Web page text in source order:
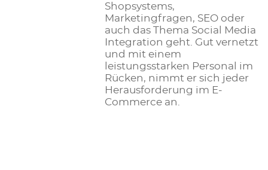
Shopsystems,
Marketingfragen, SEO oder
auch das Thema Social Media
Integration geht. Gut vernetzt
und mit einem
leistungsstarken Personal im
Rücken, nimmt er sich jeder
Herausforderung im E-
Commerce an.